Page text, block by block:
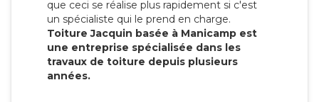
que ceci se réalise plus rapidement si c'est
un spécialiste qui le prend en charge.
Toiture Jacquin basée à Manicamp est
une entreprise spécialisée dans les
travaux de toiture depuis plusieurs
années.